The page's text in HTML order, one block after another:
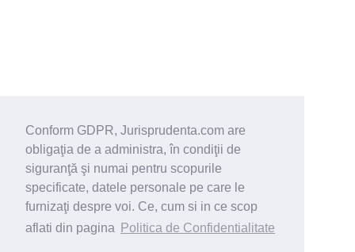
Conform GDPR, Jurisprudenta.com are
obligaţia de a administra, în condiţii de
siguranţă şi numai pentru scopurile
specificate, datele personale pe care le
furnizaţi despre voi. Ce, cum si in ce scop
aflati din pagina
Politica de Confidentialitate